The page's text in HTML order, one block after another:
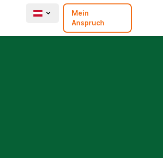
Mein
Anspruch